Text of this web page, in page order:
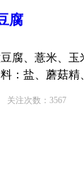
腐
腐、薏米、
：盐、蘑菇精
次数：3567